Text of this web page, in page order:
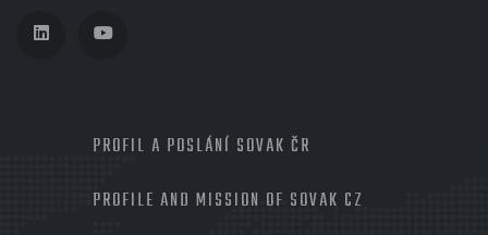
PROFIL A POSLÁNÍ SOVAK ČR
PROFILE AND MISSION OF SOVAK CZ